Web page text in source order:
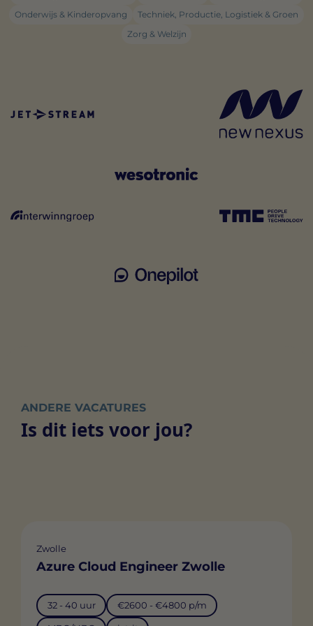
Onderwijs & Kinderopvang
Techniek, Productie, Logistiek & Groen
Zorg & Welzijn
ANDERE VACATURES
Is dit iets voor jou?
Zwolle
Azure Cloud Engineer Zwolle
32 - 40 uur €2600 - €4800 p/m